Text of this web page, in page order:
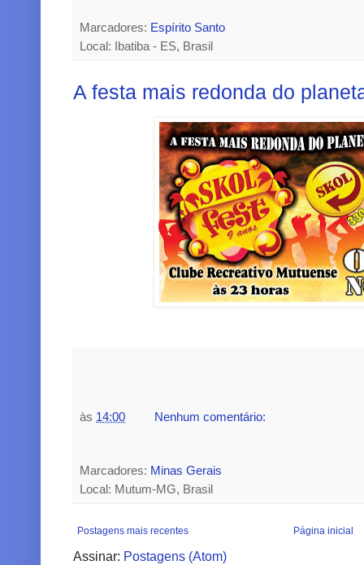
Marcadores: Espírito Santo
Local: Ibatiba - ES, Brasil
A festa mais redonda do
às 14:00 Nenhum comentário:
Marcadores: Minas Gerais
Local: Mutum-MG, Brasil
Postagens mais recentes Página inicial
Assinar: Postagens (Atom)